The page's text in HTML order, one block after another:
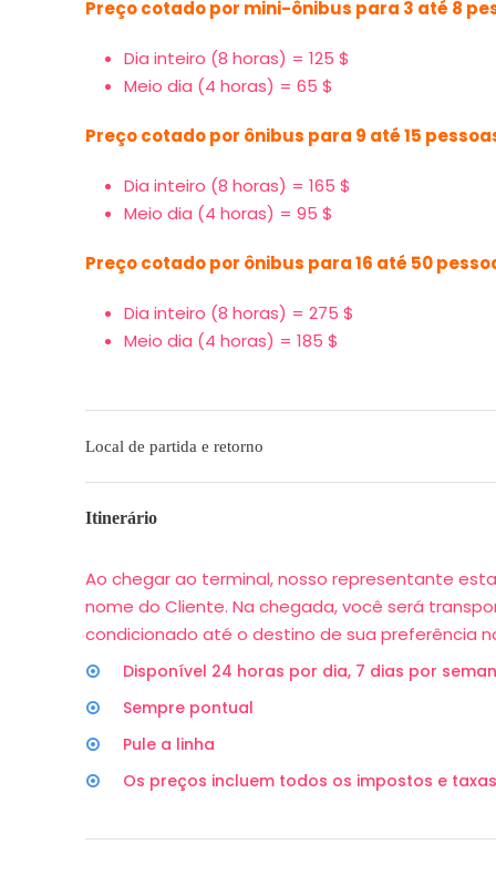
Preço cotado por mini-ônibus para 3 até 8
Dia inteiro (8 horas) = 125 $
Meio dia (4 horas) = 65 $
Preço cotado por ônibus para 9 até 15
Dia inteiro (8 horas) = 165 $
Meio dia (4 horas) = 95 $
Preço cotado por ônibus para 16 até 50
Dia inteiro (8 horas) = 275 $
Meio dia (4 horas) = 185 $
Local de partida e retorno
Itinerário
Ao chegar ao terminal, nosso representante
nome do Cliente. Na chegada, você será
condicionado até o destino de sua preferência
Disponível 24 horas por dia, 7 dias por
Sempre pontual
Pule a linha
Os preços incluem todos os impostos e taxas